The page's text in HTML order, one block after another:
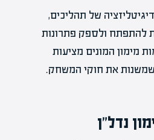
של תהליכים,
להתפתח ולספק פתרונות
מימון המונים מציעות
שמשנות את חוקי המשחק.
נדל"ן